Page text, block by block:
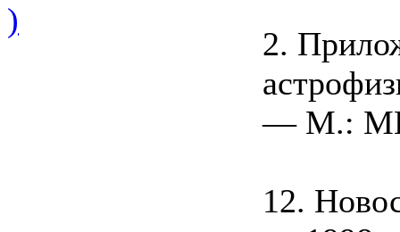
)
2.
— M.:
12.